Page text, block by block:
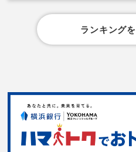
ランキング